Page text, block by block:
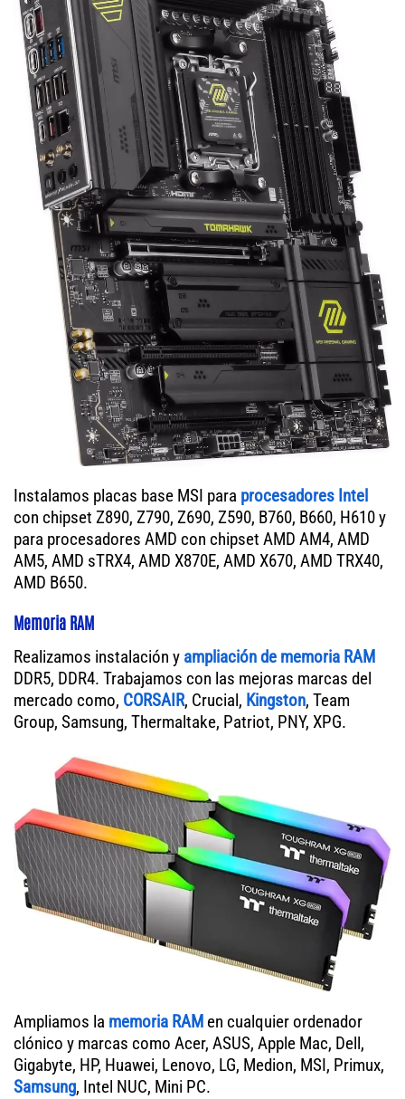
Instalamos placas base MSI para procesadores Intel
con chipset Z890, Z790, Z690, Z590, B760, B660, H610 y
para procesadores AMD con chipset AMD AM4, AMD
AM5, AMD sTRX4, AMD X870E, AMD X670, AMD TRX40,
AMD B650.
Memoria RAM
Realizamos instalación y ampliación de memoria RAM
DDR5, DDR4. Trabajamos con las mejoras marcas del
mercado como, CORSAIR, Crucial, Kingston, Team
Group, Samsung, Thermaltake, Patriot, PNY, XPG.
Ampliamos la memoria RAM en cualquier ordenador
clónico y marcas como Acer, ASUS, Apple Mac, Dell,
Gigabyte, HP, Huawei, Lenovo, LG, Medion, MSI, Primux,
Samsung, Intel NUC, Mini PC.